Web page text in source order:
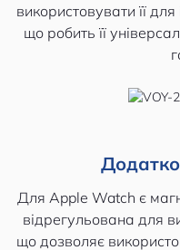
використовувати її
що робить її
Для Apple Watch є
відрегульована для
що дозволяє